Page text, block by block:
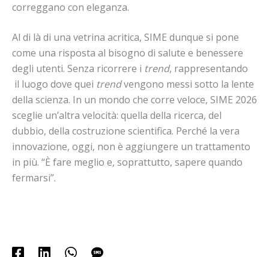
correggano con eleganza.
Al di là di una vetrina acritica, SIME dunque si pone
come una risposta al bisogno di salute e benessere
degli utenti. Senza ricorrere i trend, rappresentando
il luogo dove quei trendvengono messi sotto la lente
della scienza. In un mondo che corre veloce, SIME 2026
sceglie un’altra velocità: quella della ricerca, del
dubbio, della costruzione scientifica. Perché la vera
innovazione, oggi, non è aggiungere un trattamento
in più. “È fare meglio e, soprattutto, sapere quando
fermarsi”.